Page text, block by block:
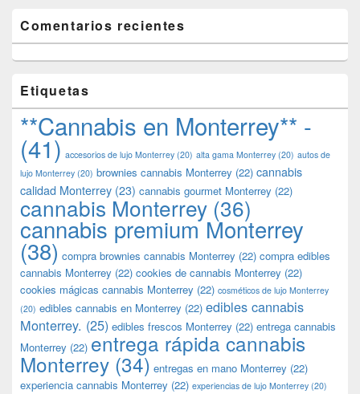
Comentarios recientes
Etiquetas
**Cannabis en Monterrey** -
(41) accesorios de lujo Monterrey (20) alta gama Monterrey (20) autos de
lujo Monterrey (20) brownies cannabis Monterrey (22) cannabis
calidad Monterrey (23) cannabis gourmet Monterrey (22)
cannabis Monterrey (36)
cannabis premium Monterrey
(38) compra brownies cannabis Monterrey (22) compra edibles
cannabis Monterrey (22) cookies de cannabis Monterrey (22)
cookies mágicas cannabis Monterrey (22) cosméticos de lujo Monterrey
(20) edibles cannabis en Monterrey (22) edibles cannabis
Monterrey. (25) edibles frescos Monterrey (22) entrega cannabis
Monterrey (22) entrega rápida cannabis
Monterrey (34) entregas en mano Monterrey (22)
experiencia cannabis Monterrey (22) experiencias de lujo Monterrey (20)